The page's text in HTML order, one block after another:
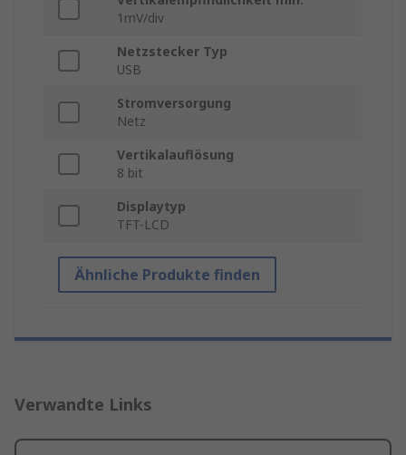
1mV/div
Netzstecker Typ
USB
Stromversorgung
Netz
Vertikalauflösung
8 bit
Displaytyp
TFT-LCD
Ähnliche Produkte finden
Verwandte Links